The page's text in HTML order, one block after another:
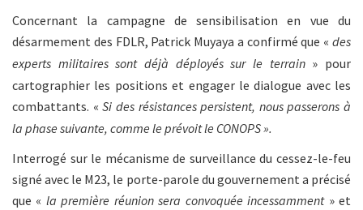
Concernant la campagne de sensibilisation en vue du
désarmement des FDLR, Patrick Muyaya a confirmé que « des
experts militaires sont déjà déployés sur le terrain » pour
cartographier les positions et engager le dialogue avec les
combattants. « Si des résistances persistent, nous passerons à
la phase suivante, comme le prévoit le CONOPS ».
Interrogé sur le mécanisme de surveillance du cessez-le-feu
signé avec le M23, le porte-parole du gouvernement a précisé
que « la première réunion sera convoquée incessamment» et